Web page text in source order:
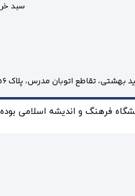
سبد
تقاطع اتوبان مدرس، پلاک 56
فرهنگ و انديشه اسلامی بوده